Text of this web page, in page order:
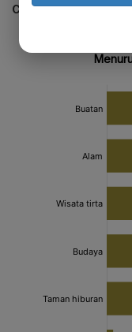
CEK JUGA DATA INI